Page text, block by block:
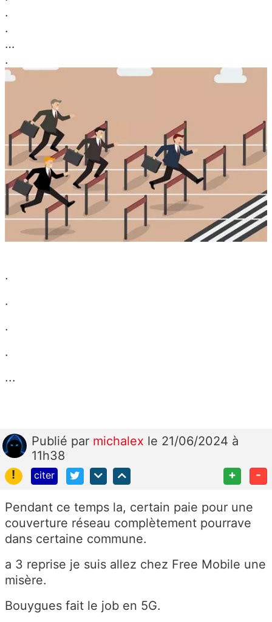
.
.
…
.
.
.
.
.
...
Publié par michalex le 21/06/2024 à
11h38
!
citer + -
Pendant ce temps la, certain paie pour une
couverture réseau complètement pourrave
dans certaine commune.
a 3 reprise je suis allez chez Free Mobile une
misère.
Bouygues fait le job en 5G.